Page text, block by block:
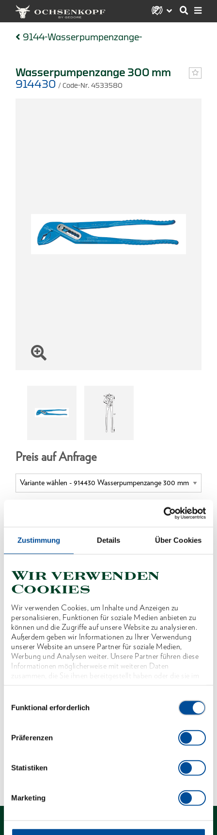
Zustimmung Details Über Cookies
Wir verwenden
Cookies
Wir verwenden Cookies, um Inhalte und Anzeigen zu
personalisieren, Funktionen für soziale Medien anbieten zu
können und die Zugriffe auf unsere Website zu analysieren.
Außerdem geben wir Informationen zu Ihrer Verwendung
unserer Website an unsere Partner für soziale Medien,
Werbung und Analysen weiter. Unsere Partner führen diese
Informationen möglicherweise mit weiteren Daten
zusammen, die Sie ihnen bereitgestellt haben oder die sie im
Rahmen Ihrer Nutzung der Dienste gesammelt haben. Unsere
Funktional erforderlich
Präferenzen
Statistiken
Marketing
9144-Wasserpumpenzange-
Wasserpumpenzange 300 mm
914430 / Code-Nr. 4533580
Preis auf Anfrage
Produktlinie
Produktbeschreibung
Ausführung nach DIN ISO 8976
Chrom-Vanadium-Stahl
Mit durchgestecktem Gelenk
Abmessungen und Gewichte
Lieferumfang
Technische Eigenschaften